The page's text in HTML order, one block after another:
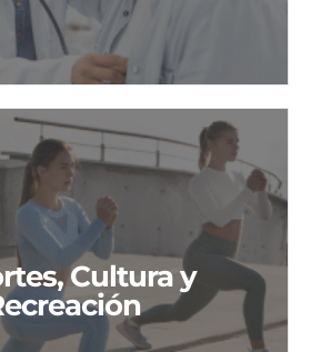
Cultura y
Cultura y
Recreación